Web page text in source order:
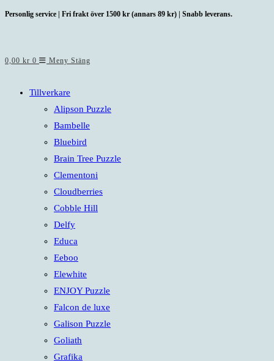
Hoppa
Personlig service | Fri frakt över 1500 kr (annars 89 kr) | Snabb leverans.
0,00 kr 0 Meny Stäng
Tillverkare
Alipson Puzzle
Bambelle
Bluebird
Brain Tree Puzzle
Clementoni
Cloudberries
Cobble Hill
Delfy
Educa
Eeboo
Elewhite
ENJOY Puzzle
Falcon de luxe
Galison Puzzle
Goliath
Grafika